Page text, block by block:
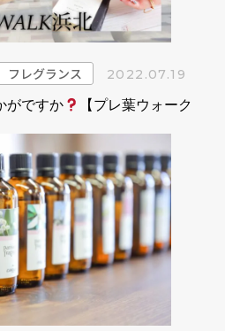
フレグランス 2022.07.19
がですか
【プレ葉ウォーク